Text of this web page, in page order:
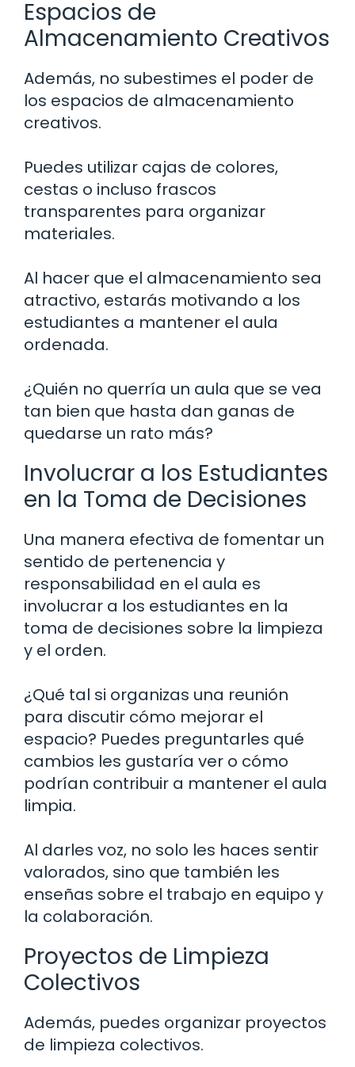
Espacios de
Almacenamiento Creativos
Además, no subestimes el poder de
los espacios de almacenamiento
creativos.
Puedes utilizar cajas de colores,
cestas o incluso frascos
transparentes para organizar
materiales.
Al hacer que el almacenamiento sea
atractivo, estarás motivando a los
estudiantes a mantener el aula
ordenada.
¿Quién no querría un aula que se vea
tan bien que hasta dan ganas de
quedarse un rato más?
Involucrar a los Estudiantes
en la Toma de Decisiones
Una manera efectiva de fomentar un
sentido de pertenencia y
responsabilidad en el aula es
involucrar a los estudiantes en la
toma de decisiones sobre la limpieza
y el orden.
¿Qué tal si organizas una reunión
para discutir cómo mejorar el
espacio? Puedes preguntarles qué
cambios les gustaría ver o cómo
podrían contribuir a mantener el aula
limpia.
Al darles voz, no solo les haces sentir
valorados, sino que también les
enseñas sobre el trabajo en equipo y
la colaboración.
Proyectos de Limpieza
Colectivos
Además, puedes organizar proyectos
de limpieza colectivos.